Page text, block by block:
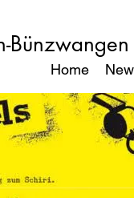
Bünzwangen
Home